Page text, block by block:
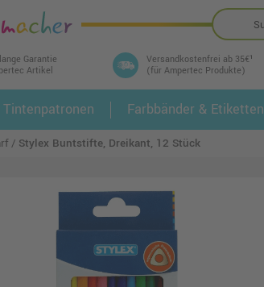
Garantie
Artikel
Versandkostenfrei ab 35€¹
(für Ampertec Produkte)
Schritten ihr Druckermodell
passenden Artikel finden ➤ 1.
Tintenpatronen Farbbänder & Etiketten
Stylex Buntstifte, Dreikant, 12 Stück